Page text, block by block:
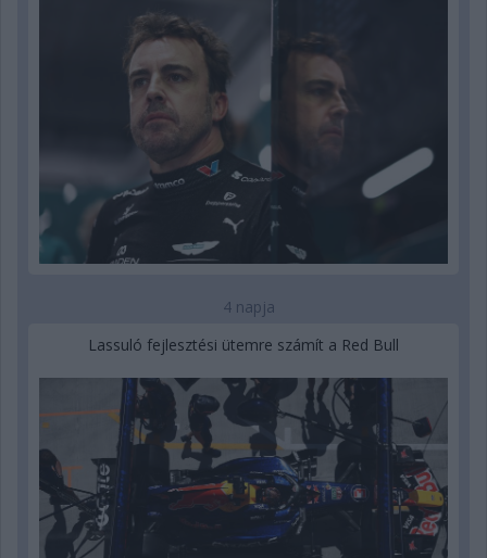
4 napja
Lassuló fejlesztési ütemre számít a Red Bull